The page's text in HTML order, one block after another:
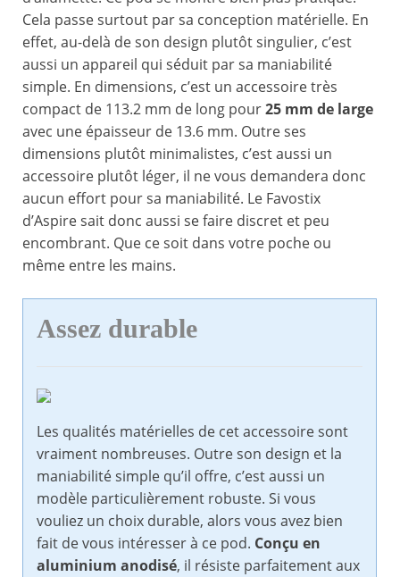
Cela passe surtout par sa conception matérielle. En
effet, au-delà de son design plutôt singulier, c’est
aussi un appareil qui séduit par sa maniabilité
simple. En dimensions, c’est un accessoire très
compact de 113.2 mm de long pour25 mm de large
avec une épaisseur de 13.6 mm. Outre ses
dimensions plutôt minimalistes, c’est aussi un
accessoire plutôt léger, il ne vous demandera donc
aucun effort pour sa maniabilité. Le Favostix
d’Aspire sait donc aussi se faire discret et peu
encombrant. Que ce soit dans votre poche ou
même entre les mains.
Assez durable
Les qualités matérielles de cet accessoire sont
vraiment nombreuses. Outre son design et la
maniabilité simple qu’il offre, c’est aussi un
modèle particulièrement robuste. Si vous
vouliez un choix durable, alors vous avez bien
fait de vous intéresser à ce pod. Conçu en
aluminium anodisé, il résiste parfaitement aux